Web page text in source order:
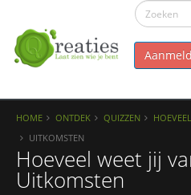
HOME ONTDEK QUIZZEN
UITKOMSTEN
Hoeveel weet jij
Uitkomsten